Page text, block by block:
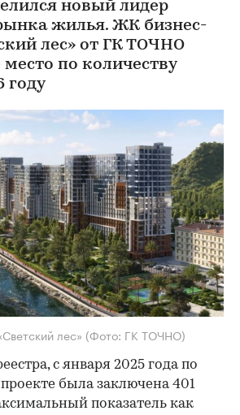
новый лидер
жилья. ЖК бизнес-
лес» от ГК ТОЧНО
место по количеству
году
лес» (Фото: ГК ТОЧНО)
с января 2025 года по
была заключена 401
показатель как